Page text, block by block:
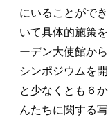
にいることがで
いて具体的施策
ーデン大使館か
シンポジウムを
と少なくとも６
んたちに関する